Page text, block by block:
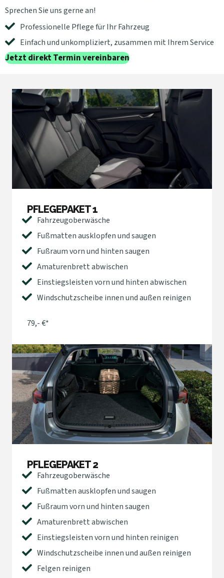
Sprechen Sie uns gerne an!
Professionelle Pflege für Ihr Fahrzeug
Einfach und unkompliziert, zusammen mit Ihrem Service
Jetzt direkt Termin vereinbaren
PFLEGEPAKET 1
Fahrzeugoberwäsche
Fußmatten ausklopfen und saugen
Fußraum vorn und hinten saugen
Amaturenbrett abwischen
Einstiegsleisten vorn und hinten abwischen
Windschutzscheibe innen und außen reinigen
79,- €*
PFLEGEPAKET 2
Fahrzeugoberwäsche
Fußmatten ausklopfen und saugen
Fußraum vorn und hinten saugen
Amaturenbrett abwischen
Einstiegsleisten vorn und hinten reinigen
Windschutzscheibe innen und außen reinigen
Felgen reinigen